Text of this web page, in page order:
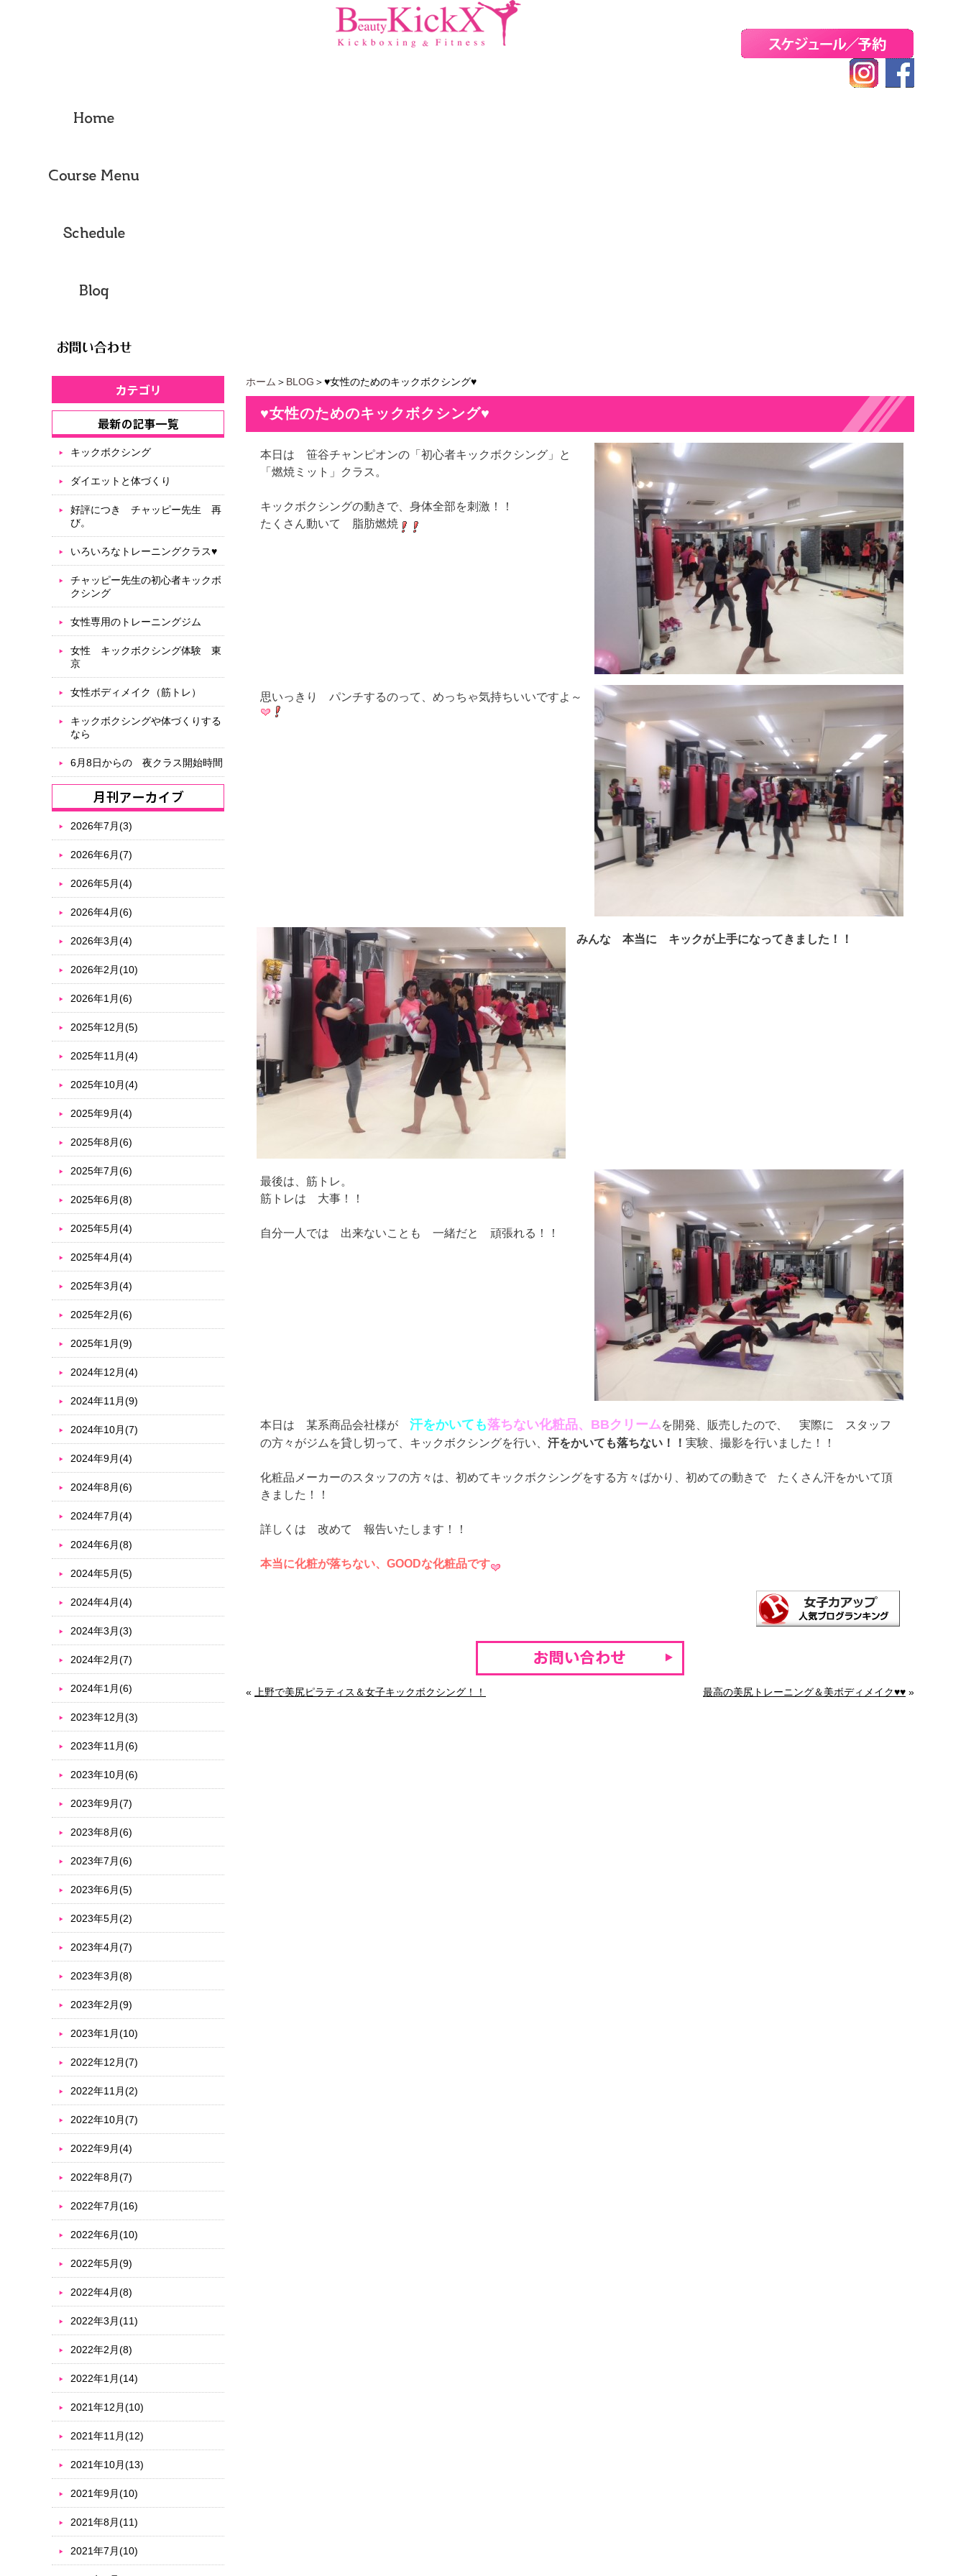
ホーム ＞ BLOG ＞♥女性のためのキックボクシング♥
♥女性のためのキックボクシング♥
本日は 笹谷チャンピオンの「初心者キックボクシング」と
「燃焼ミット」クラス。
キックボクシングの動きで、身体全部を刺激！！
たくさん動いて 脂肪燃焼
思いっきり パンチするのって、めっちゃ気持ちいいですよ～
みんな 本当に キックが上手になってきました！！
最後は、筋トレ。
筋トレは 大事！！
自分一人では 出来ないことも 一緒だと 頑張れる！！
本日は 某系商品会社様が 汗をかいても落ちない化粧品、BBクリームを開発、販売したので、 実際に スタッフ
の方々がジムを貸し切って、キックボクシングを行い、 汗をかいても落ちない！！ 実験、撮影を行いました！！
化粧品メーカーのスタッフの方々は、初めてキックボクシングをする方々ばかり、初めての動きで たくさん汗をかいて頂
きました！！
詳しくは 改めて 報告いたします！！
本当に化粧が落ちない、GOODな化粧品です
« 上野で美尻ピラティス＆女子キックボクシング！！ 最高の美尻トレーニング＆美ボディメイク♥♥ »
キックボクシング
ダイエットと体づくり
好評につき チャッピー先生 再
び。
いろいろなトレーニングクラス♥
チャッピー先生の初心者キックボ
クシング
女性専用のトレーニングジム
女性 キックボクシング体験 東
京
女性ボディメイク（筋トレ）
キックボクシングや体づくりする
なら
6月8日からの 夜クラス開始時間
2026年7月(3)
2026年6月(7)
2026年5月(4)
2026年4月(6)
2026年3月(4)
2026年2月(10)
2026年1月(6)
2025年12月(5)
2025年11月(4)
2025年10月(4)
2025年9月(4)
2025年8月(6)
2025年7月(6)
2025年6月(8)
2025年5月(4)
2025年4月(4)
2025年3月(4)
2025年2月(6)
2025年1月(9)
2024年12月(4)
2024年11月(9)
2024年10月(7)
2024年9月(4)
2024年8月(6)
2024年7月(4)
2024年6月(8)
2024年5月(5)
2024年4月(4)
2024年3月(3)
2024年2月(7)
2024年1月(6)
2023年12月(3)
2023年11月(6)
2023年10月(6)
2023年9月(7)
2023年8月(6)
2023年7月(6)
2023年6月(5)
2023年5月(2)
2023年4月(7)
2023年3月(8)
2023年2月(9)
2023年1月(10)
2022年12月(7)
2022年11月(2)
2022年10月(7)
2022年9月(4)
2022年8月(7)
2022年7月(16)
2022年6月(10)
2022年5月(9)
2022年4月(8)
2022年3月(11)
2022年2月(8)
2022年1月(14)
2021年12月(10)
2021年11月(12)
2021年10月(13)
2021年9月(10)
2021年8月(11)
2021年7月(10)